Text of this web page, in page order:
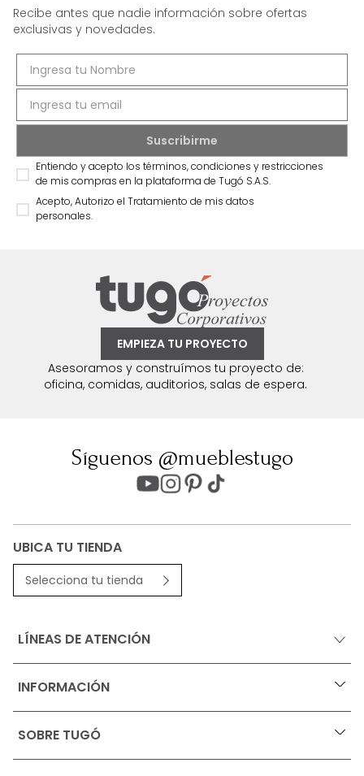
Recibe antes que nadie información sobre ofertas
exclusivas y novedades.
Entiendo y acepto los términos, condiciones y restricciones
de mis compras en la plataforma de Tugó S.A.S.
Acepto, Autorizo el Tratamiento de mis datos
personales.
EMPIEZA TU PROYECTO
Asesoramos y construímos tu proyecto de:
oficina, comidas, auditorios, salas de espera.
Síguenos @mueblestugo
UBICA TU TIENDA
Selecciona tu tienda
LÍNEAS DE ATENCIÓN
INFORMACIÓN +
Ofertas vigentes
Términos, condiciones y restricciones para productos
SOBRE TUGÓ +